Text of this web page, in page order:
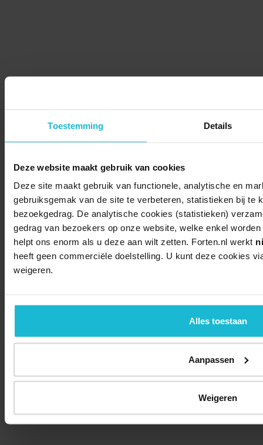
Toestemming Details
Deze website maakt gebruik van cookies
Deze site maakt gebruik van functionele, analytische en
gebruiksgemak van de site te verbeteren, statistieken bij te
bezoekgedrag. De analytische cookies (statistieken)
gedrag van bezoekers op onze website, welke enkel
helpt ons enorm als u deze aan wilt zetten. Forten.nl werkt
heeft geen commerciële doelstelling. U kunt deze cookies
weigeren.
Alles toestaan
Aanpassen
Weigeren